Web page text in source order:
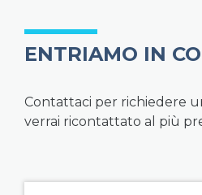
ENTRIAMO IN
Contattaci per richiedere
verrai ricontattato al più